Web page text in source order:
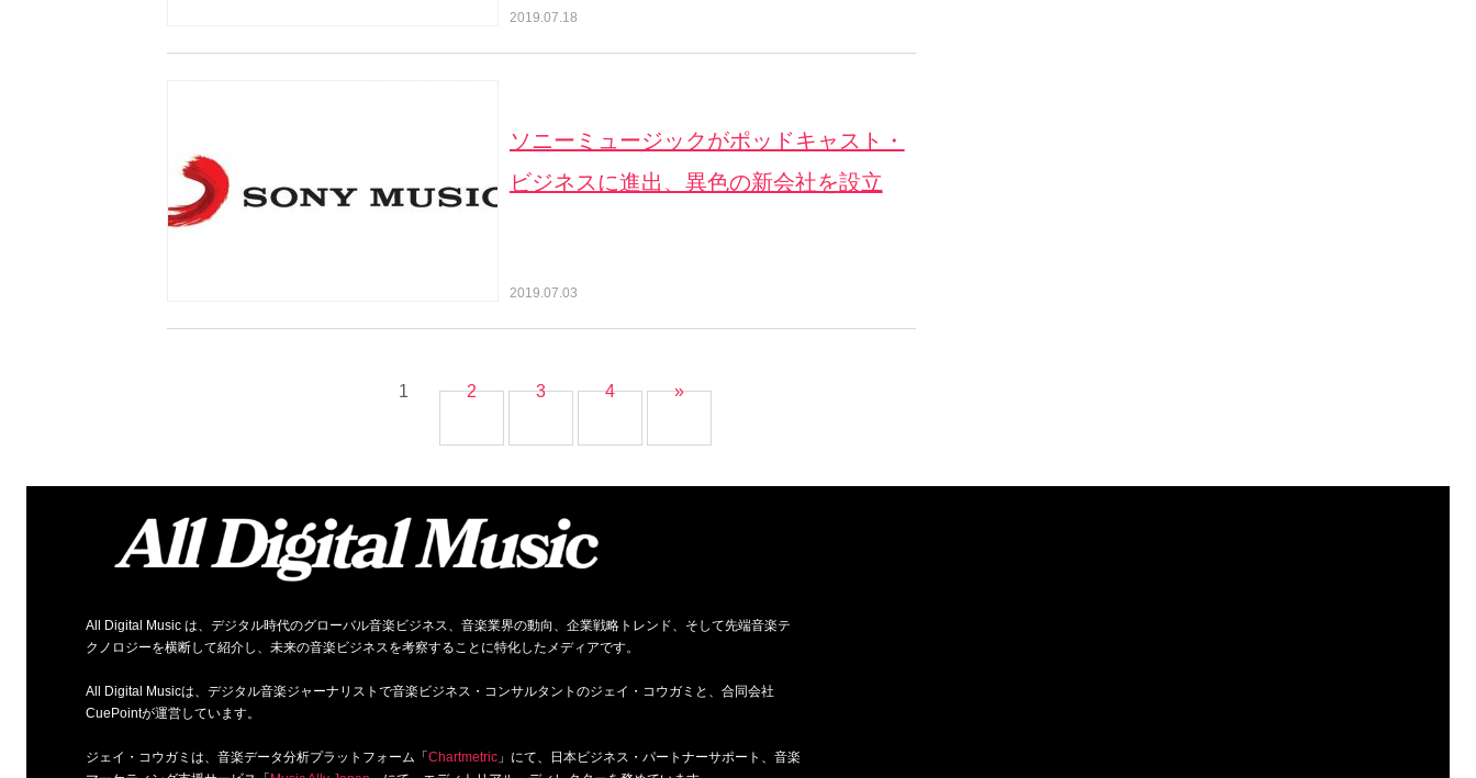
2019.07.18
ソニーミュージックがポッドキャスト・
ビジネスに進出、異色の新会社を設立
2019.07.03
1 2 3 4 »
All Digital Music は、デジタル時代のグローバル音楽ビジネス、音楽業界の動向、企業戦略トレンド、そして先端音楽テ
クノロジーを横断して紹介し、未来の音楽ビジネスを考察することに特化したメディアです。
All Digital Musicは、デジタル音楽ジャーナリストで音楽ビジネス・コンサルタントのジェイ・コウガミと、合同会社
CuePointが運営しています。
ジェイ・コウガミは、音楽データ分析プラットフォーム「 Chartmetric」にて、日本ビジネス・パートナーサポート、音楽